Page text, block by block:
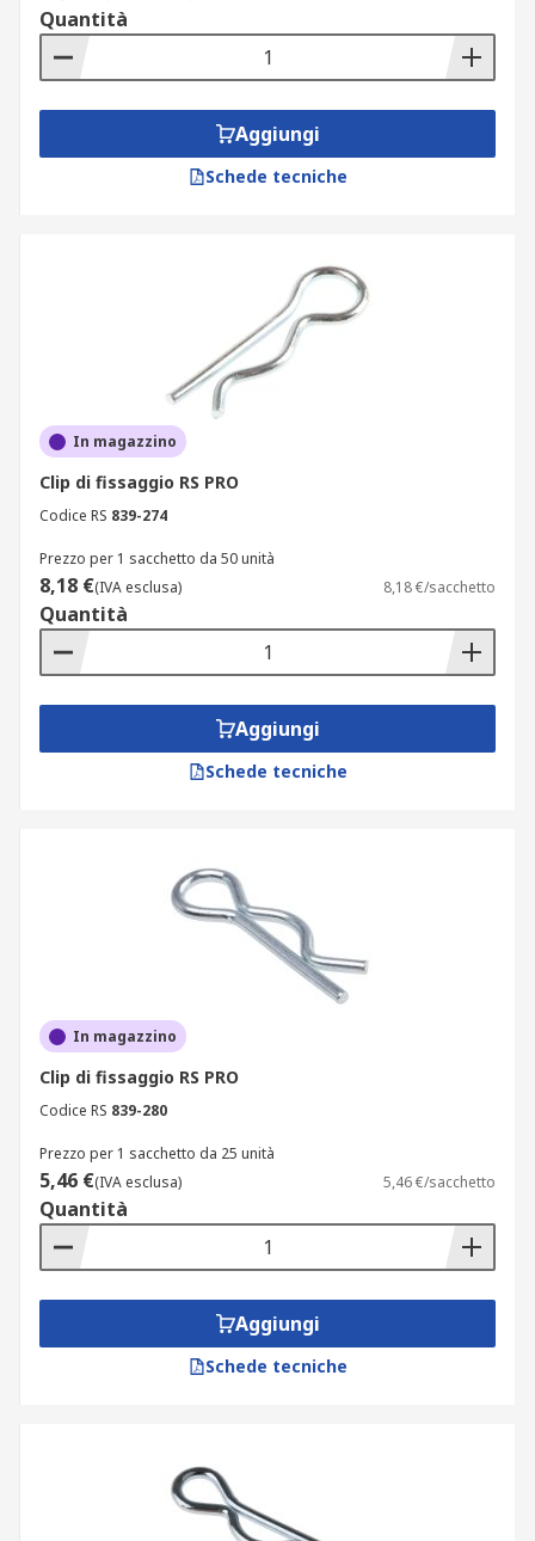
I perni a testa piana e le clip di fissaggio sono tipi
di dispositivi di fissaggio estremamente comuni
grazie alla loro resistenza alla ruggine e alla
applicazioni, come ad esempio:
Settore automobilistico
Marine (vele sulle barche)
Progetti fai da te
Quantità
Aggiungi
Schede tecniche
In magazzino
Clip di fissaggio RS PRO
Codice RS 839-274
Prezzo per 1 sacchetto da 50 unità
8,18 €(IVA esclusa) 8,18 €/sacchetto
Quantità
Aggiungi
Schede tecniche
In magazzino
Clip di fissaggio RS PRO
Codice RS 839-280
Prezzo per 1 sacchetto da 25 unità
5,46 €(IVA esclusa) 5,46 €/sacchetto
Quantità
Aggiungi
Schede tecniche